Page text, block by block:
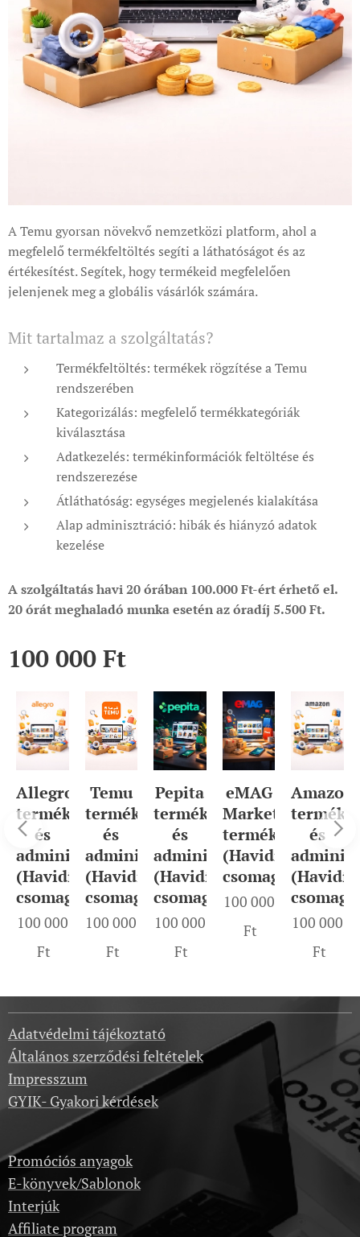
A Temu gyorsan növekvő nemzetközi platform, ahol a
megfelelő termékfeltöltés segíti a láthatóságot és az
értékesítést. Segítek, hogy termékeid megfelelően
jelenjenek meg a globális vásárlók számára.
Mit tartalmaz a szolgáltatás?
Termékfeltöltés: termékek rögzítése a Temu
rendszerében
Kategorizálás: megfelelő termékkategóriák
kiválasztása
Adatkezelés: termékinformációk feltöltése és
rendszerezése
Átláthatóság: egységes megjelenés kialakítása
Alap adminisztráció: hibák és hiányzó adatok
kezelése
A szolgáltatás havi 20 órában 100.000 Ft-ért érhető el.
20 órát meghaladó munka esetén az óradíj 5.500 Ft.
100 000 Ft
Allegro
termékfeltöltés
és
adminisztráció
(Havidíjas
csomag)
100 000
Ft
Temu
termékfeltöltés
és
adminisztráció
(Havidíjas
csomag)
100 000
Ft
Pepita
termékfeltöltés
és
adminisztráció
(Havidíjas
csomag)
100 000
Ft
eMAG
Marketplace
termékfeltöltés
(Havidíjas
csomag)
100 000
Ft
Amazon
és
csomag)
100 000
Ft
Adatvédelmi tájékoztató
Általános szerződési feltételek
Impresszum
GYIK- Gyakori kérdések
Promóciós anyagok
E-könyvek/Sablonok
Interjúk
Affiliate program